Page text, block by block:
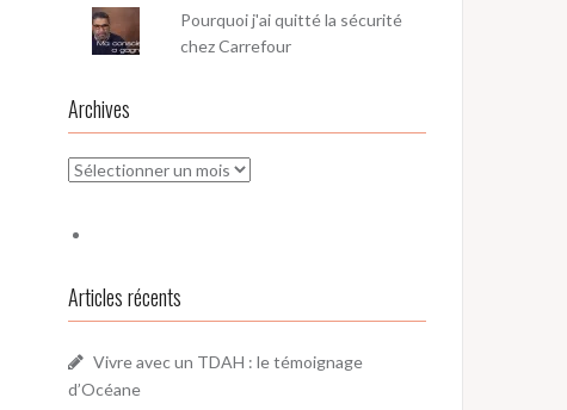
Pourquoi j'ai quitté la sécurité
chez Carrefour
Archives
Archives
Articles récents
Vivre avec un TDAH : le témoignage
d’Océane